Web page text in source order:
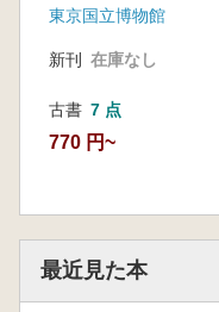
東京国立博物館
新刊 在庫なし
古書 7 点
770 円~
最近見た本